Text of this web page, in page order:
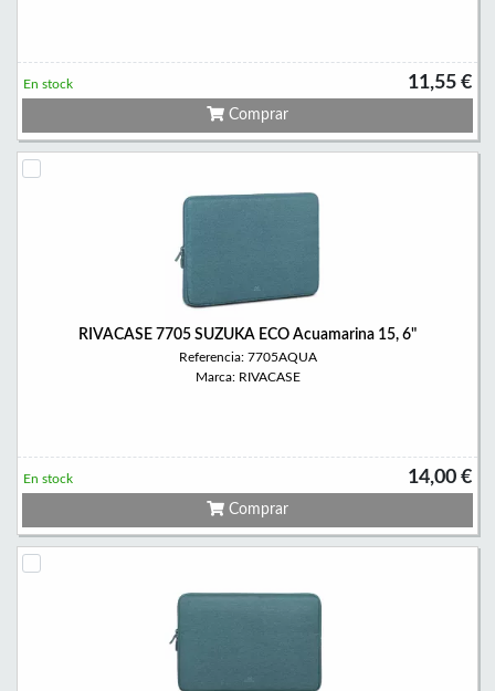
11,55 €
En stock
Comprar
RIVACASE 7705 SUZUKA ECO Acuamarina 15, 6"
Referencia: 7705AQUA
Marca: RIVACASE
14,00 €
En stock
Comprar